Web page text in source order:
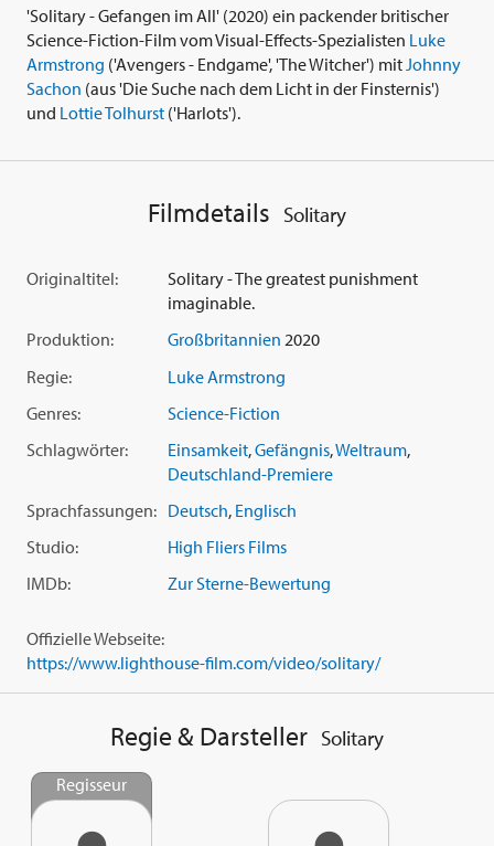
'Solitary - Gefangen im All' (2020) ein packender britischer
Science-Fiction-Film vom Visual-Effects-Spezialisten Luke
Armstrong ('Avengers - Endgame', 'The Witcher') mit Johnny
Sachon (aus 'Die Suche nach dem Licht in der Finsternis')
und Lottie Tolhurst ('Harlots').
Filmdetails Solitary
Originaltitel:
Solitary - The greatest punishment
imaginable.
Produktion:
Großbritannien 2020
Regie:
Luke Armstrong
Genres:
Science-Fiction
Schlagwörter:
Einsamkeit,Gefängnis,Weltraum,
Deutschland-Premiere
Sprachfassungen: Deutsch, Englisch
Studio:
High Fliers Films
IMDb:
Zur Sterne-Bewertung
Offizielle Webseite:
https://www.lighthouse-film.com/video/solitary/
Regie & Darsteller Solitary
Regisseur